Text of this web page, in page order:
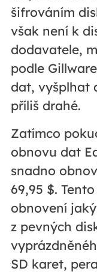
šifrováním
však není k
dodavatele,
podle
dat, vyšplhat
příliš drahé.
Zatímco
obnovu dat
snadno
69,95 $.
obnovení
z pevných
SD karet,